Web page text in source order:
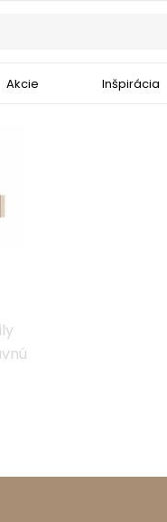
Akcie Inšpirácia